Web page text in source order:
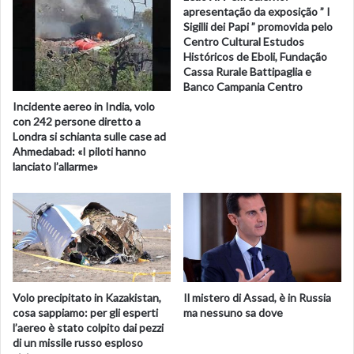
la parola a un banditore per la lettura dell’atto di
proclamazione di Carlo a nuovo re, con tutti i titoli annessi,
compreso quello di “difensore della fede”. Atto concluso
con l’invocazione “God save the King”, ripetuta a una voce
dai presenti. Alla fine Mordaunt ha invitato i membri del
consiglio a trasferirsi nella Sala del Trono per incontrare
re Carlo III.
Urrà della gente presente, fanfare di trombe e salve di
hanno accolto in questi minuti la lettura pubblica dell’atto
di proclamazione di Carlo III come nuovo re e successore
di Elisabetta II, fatta dopo la cerimonia di fronte
all’Accession Council, da un banditore in costume dal
balcone centrale di St James Palace. Il banditore ha letto la
formula di rito con voce squillante, mentre reparti d’onore
in alta uniforme si schieravano nel cortile del palazzo,
adiacente a Buckingham Palace. Alla fine ha lanciato l’urrà
Incidente aereo in India, volo
con 242 persone diretto a
Londra si schianta sulle case ad
Ahmedabad: «I piloti hanno
lanciato l’allarme»
apresentação da exposição ” I
Sigilli dei Papi ” promovida pelo
Centro Cultural Estudos
Históricos de Eboli, Fundação
Cassa Rurale Battipaglia e
Banco Campania Centro
Volo precipitato in Kazakistan,
cosa sappiamo: per gli esperti
l’aereo è stato colpito dai pezzi
di un missile russo esploso
Il mistero di Assad, è in Russia
ma nessuno sa dove